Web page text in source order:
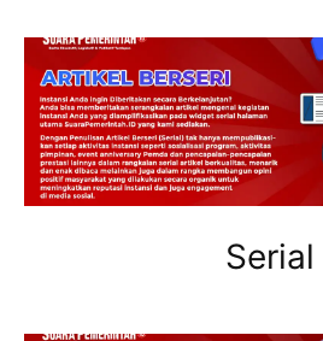
Serial